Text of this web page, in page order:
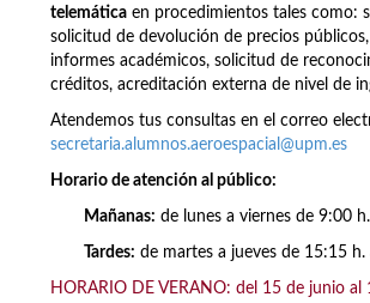
telemática en procedimientos tales como:
solicitud de devolución de precios
informes académicos, solicitud de
créditos, acreditación externa de nivel de
Atendemos tus consultas en el correo
secretaria.alumnos.aeroespacial@upm.es
Horario de atención al público:
Mañanas: de lunes a viernes de 9:00
Tardes: de martes a jueves de 15:15
HORARIO DE VERANO: del 15 de junio al